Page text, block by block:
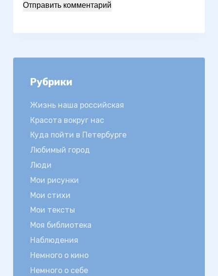
Отправить комментарий
Рубрики
Жизнь наша российская
Красота вокруг нас
Куда пойти в Петербурге
Любимый город
Люди
Мои рисунки
Мои стихи
Мои тексты
Моя библиотека
Наблюдения
Немного о кино
Немного о себе